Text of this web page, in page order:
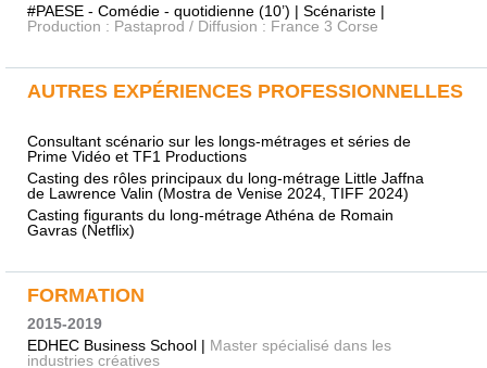
#PAESE - Comédie - quotidienne (10’) | Scénariste |
Production : Pastaprod / Diffusion : France 3 Corse
AUTRES EXPÉRIENCES PROFESSIONNELLES
Consultant scénario sur les longs-métrages et séries de
Prime Vidéo et TF1 Productions
Casting des rôles principaux du long-métrage Little Jaffna
de Lawrence Valin (Mostra de Venise 2024, TIFF 2024)
Casting figurants du long-métrage Athéna de Romain
Gavras (Netflix)
FORMATION
2015-2019
EDHEC Business School | Master spécialisé dans les
industries créatives